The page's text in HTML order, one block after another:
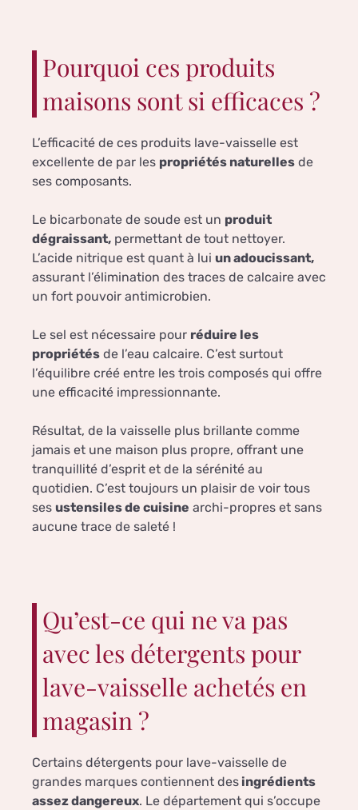
Pourquoi ces produits
maisons sont si efficaces ?
L’efficacité de ces produits lave-vaisselle est
excellente de par les propriétés naturelles de
ses composants.
Le bicarbonate de soude est un produit
dégraissant, permettant de tout nettoyer.
L’acide nitrique est quant à lui un adoucissant,
assurant l’élimination des traces de calcaire avec
un fort pouvoir antimicrobien.
Le sel est nécessaire pour réduire les
propriétés de l’eau calcaire. C’est surtout
l’équilibre créé entre les trois composés qui offre
une efficacité impressionnante.
Résultat, de la vaisselle plus brillante comme
jamais et une maison plus propre, offrant une
tranquillité d’esprit et de la sérénité au
quotidien. C’est toujours un plaisir de voir tous
ses ustensiles de cuisine archi-propres et sans
aucune trace de saleté !
Qu’est-ce qui ne va pas
avec les détergents pour
lave-vaisselle achetés en
magasin ?
Certains détergents pour lave-vaisselle de
grandes marques contiennent des ingrédients
assez dangereux. Le département qui s’occupe